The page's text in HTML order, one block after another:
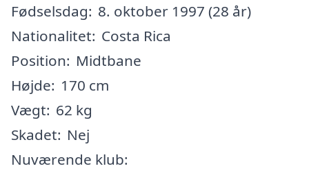
Fødselsdag: 8. oktober 1997 (28 år)
Nationalitet: Costa Rica
Position: Midtbane
Højde: 170 cm
Vægt: 62 kg
Skadet: Nej
Nuværende klub: